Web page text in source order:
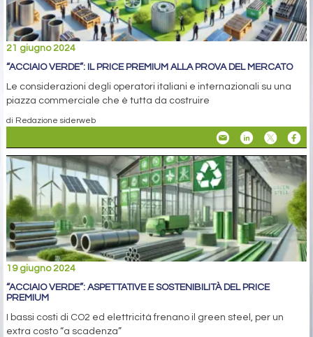
21 giugno 2024
“ACCIAIO VERDE”: IL PRICE PREMIUM ALLA PROVA DEL MERCATO
Le considerazioni degli operatori italiani e internazionali su una
piazza commerciale che è tutta da costruire
di Redazione siderweb
19 giugno 2024
“ACCIAIO VERDE”: ASPETTATIVE E SOSTENIBILITÀ DEL PRICE
PREMIUM
I bassi costi di CO2 ed elettricità frenano il green steel, per un
extra costo “a scadenza”